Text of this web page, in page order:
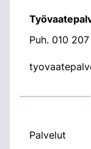
Puh. 010 207
Palvelut